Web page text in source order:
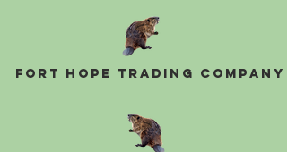
Fort Hope Trading Company